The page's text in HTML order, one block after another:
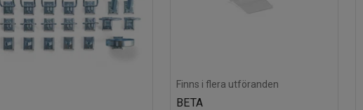
Finns i flera utföranden
BETA